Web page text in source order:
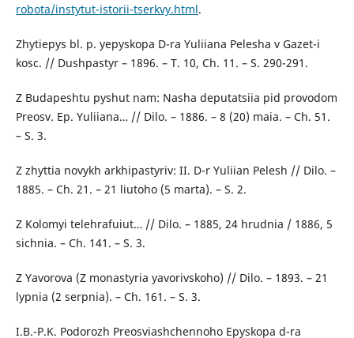
robota/instytut-istorii-tserkvy.html.
Zhytiepys bl. p. yepyskopa D-ra Yuliiana Pelesha v Gazet-i
kosc. // Dushpastyr – 1896. – T. 10, Ch. 11. – S. 290-291.
Z Budapeshtu pyshut nam: Nasha deputatsiia pid provodom
Preosv. Ep. Yuliiana… // Dilo. – 1886. – 8 (20) maia. – Ch. 51.
– S. 3.
Z zhyttia novykh arkhipastyriv: II. D-r Yuliian Pelesh // Dilo. –
1885. – Ch. 21. – 21 liutoho (5 marta). – S. 2.
Z Kolomyi telehrafuiut… // Dilo. – 1885, 24 hrudnia / 1886, 5
sichnia. – Ch. 141. – S. 3.
Z Yavorova (Z monastyria yavorivskoho) // Dilo. – 1893. – 21
lypnia (2 serpnia). – Ch. 161. – S. 3.
I.B.-P.K. Podorozh Preosviashchennoho Epyskopa d-ra